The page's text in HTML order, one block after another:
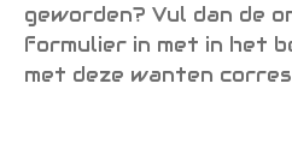
geworden? Vul dan de
formulier in met in het
met deze wanten